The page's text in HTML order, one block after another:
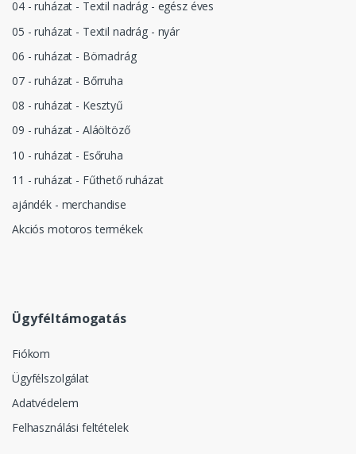
04 - ruházat - Textil nadrág - egész éves
05 - ruházat - Textil nadrág - nyár
06 - ruházat - Börnadrág
07 - ruházat - Bőrruha
08 - ruházat - Kesztyű
09 - ruházat - Aláöltöző
10 - ruházat - Esőruha
11 - ruházat - Fűthető ruházat
ajándék - merchandise
Akciós motoros termékek
Ügyféltámogatás
Fiókom
Ügyfélszolgálat
Adatvédelem
Felhasználási feltételek